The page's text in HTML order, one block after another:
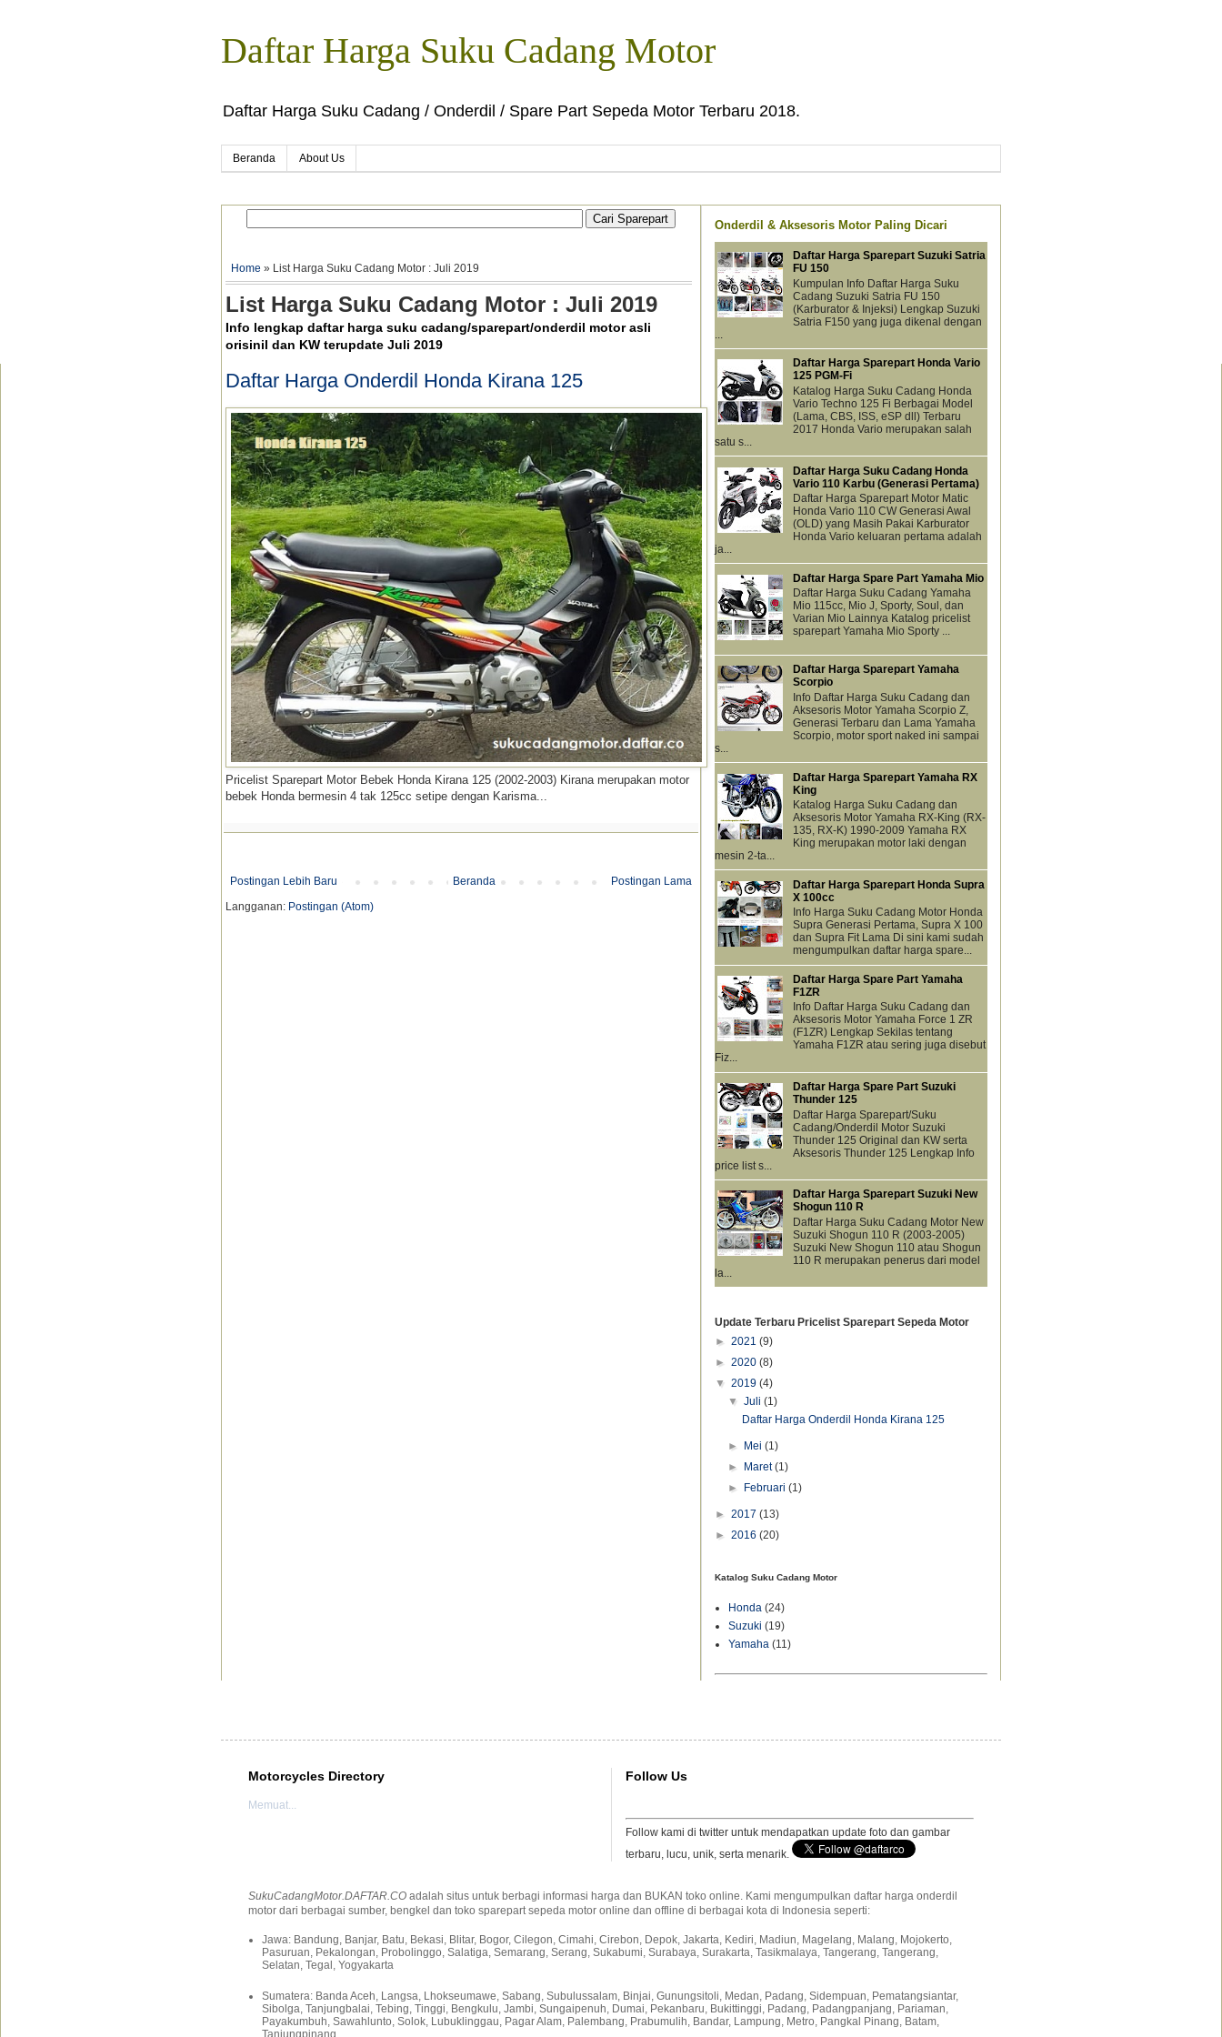
Daftar Harga Suku Cadang Motor
Daftar Harga Suku Cadang / Onderdil / Spare Part Sepeda Motor Terbaru 2018.
Beranda About Us
Home » List Harga Suku Cadang Motor : Juli 2019
List Harga Suku Cadang Motor : Juli 2019
Info lengkap daftar harga suku cadang/sparepart/onderdil motor asli
orisinil dan KW terupdate Juli 2019
Daftar Harga Onderdil Honda Kirana 125
Pricelist Sparepart Motor Bebek Honda Kirana 125 (2002-2003) Kirana merupakan motor
bebek Honda bermesin 4 tak 125cc setipe dengan Karisma...
Postingan Lebih Baru Postingan Lama
Beranda
Langganan: Postingan (Atom)
Onderdil & Aksesoris Motor Paling Dicari
Daftar Harga Sparepart Suzuki Satria
FU 150
Kumpulan Info Daftar Harga Suku
Cadang Suzuki Satria FU 150
(Karburator & Injeksi) Lengkap Suzuki
Satria F150 yang juga dikenal dengan
Daftar Harga Sparepart Honda Vario
125 PGM-Fi
Katalog Harga Suku Cadang Honda
Vario Techno 125 Fi Berbagai Model
(Lama, CBS, ISS, eSP dll) Terbaru
2017 Honda Vario merupakan salah
satu s...
Daftar Harga Suku Cadang Honda
Vario 110 Karbu (Generasi Pertama)
Daftar Harga Sparepart Motor Matic
Honda Vario 110 CW Generasi Awal
(OLD) yang Masih Pakai Karburator
Honda Vario keluaran pertama adalah
ja...
Daftar Harga Spare Part Yamaha Mio
Daftar Harga Suku Cadang Yamaha
Mio 115cc, Mio J, Sporty, Soul, dan
Varian Mio Lainnya Katalog pricelist
sparepart Yamaha Mio Sporty ...
Daftar Harga Sparepart Yamaha
Scorpio
Info Daftar Harga Suku Cadang dan
Aksesoris Motor Yamaha Scorpio Z,
Generasi Terbaru dan Lama Yamaha
Scorpio, motor sport naked ini sampai
s...
Daftar Harga Sparepart Yamaha RX
King
Katalog Harga Suku Cadang dan
Aksesoris Motor Yamaha RX-King (RX-
135, RX-K) 1990-2009 Yamaha RX
King merupakan motor laki dengan
mesin 2-ta...
Daftar Harga Sparepart Honda Supra
X 100cc
Info Harga Suku Cadang Motor Honda
Supra Generasi Pertama, Supra X 100
dan Supra Fit Lama Di sini kami sudah
mengumpulkan daftar harga spare...
Daftar Harga Spare Part Yamaha
F1ZR
Info Daftar Harga Suku Cadang dan
Aksesoris Motor Yamaha Force 1 ZR
(F1ZR) Lengkap Sekilas tentang
Yamaha F1ZR atau sering juga disebut
Fiz...
Daftar Harga Spare Part Suzuki
Thunder 125
Daftar Harga Sparepart/Suku
Cadang/Onderdil Motor Suzuki
Thunder 125 Original dan KW serta
Aksesoris Thunder 125 Lengkap Info
price list s...
Daftar Harga Sparepart Suzuki New
Shogun 110 R
Daftar Harga Suku Cadang Motor New
Suzuki Shogun 110 R (2003-2005)
Suzuki New Shogun 110 atau Shogun
110 R merupakan penerus dari model
la...
Update Terbaru Pricelist Sparepart Sepeda Motor
► 2021 (9)
► 2020 (8)
▼ 2019 (4)
▼Juli(1)
Daftar Harga Onderdil Honda Kirana 125
► Mei(1)
►
Maret(1)
►
Februari(1)
► 2017 (13)
► 2016 (20)
Katalog Suku Cadang Motor
Honda (24)
Suzuki (19)
Yamaha (11)
Motorcycles Directory
Memuat...
Follow Us
Follow kami di twitter untuk mendapatkan update foto dan gambar
terbaru, lucu, unik, serta menarik.
SukuCadangMotor.DAFTAR.CO adalah situs untuk berbagi informasi harga dan BUKAN toko online. Kami mengumpulkan daftar harga onderdil
motor dari berbagai sumber, bengkel dan toko sparepart sepeda motor online dan offline di berbagai kota di Indonesia seperti:
Jawa: Bandung, Banjar, Batu, Bekasi, Blitar, Bogor, Cilegon, Cimahi, Cirebon, Depok, Jakarta, Kediri, Madiun, Magelang, Malang, Mojokerto,
Pasuruan, Pekalongan, Probolinggo, Salatiga, Semarang, Serang, Sukabumi, Surabaya, Surakarta, Tasikmalaya, Tangerang, Tangerang,
Selatan, Tegal, Yogyakarta
Sumatera: Banda Aceh, Langsa, Lhokseumawe, Sabang, Subulussalam, Binjai, Gunungsitoli, Medan, Padang, Sidempuan, Pematangsiantar,
Sibolga, Tanjungbalai, Tebing, Tinggi, Bengkulu, Jambi, Sungaipenuh, Dumai, Pekanbaru, Bukittinggi, Padang, Padangpanjang, Pariaman,
Payakumbuh, Sawahlunto, Solok, Lubuklinggau, Pagar Alam, Palembang, Prabumulih, Bandar, Lampung, Metro, Pangkal Pinang, Batam,
Tanjungpinang